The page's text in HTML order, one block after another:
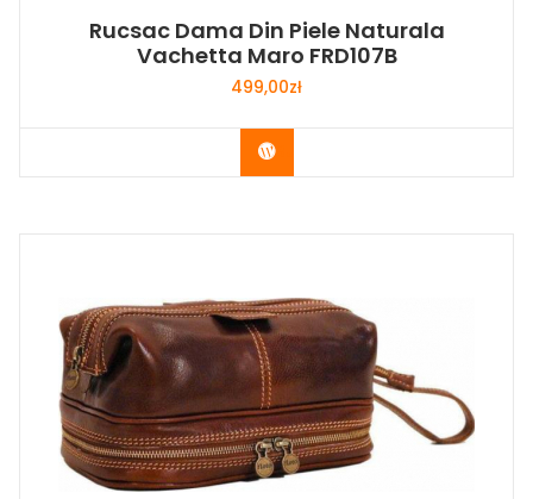
Rucsac Dama Din Piele Naturala
Vachetta Maro FRD107B
499,00zł
Buy Now